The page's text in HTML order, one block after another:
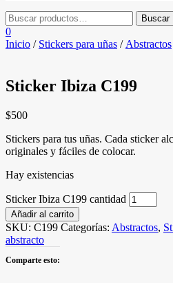
0
Inicio / Stickers para uñas / Abstractos
Sticker Ibiza C199
$500
Stickers para tus uñas. Cada sticker
originales y fáciles de colocar.
Hay existencias
Sticker Ibiza C199 cantidad
Añadir al carrito
SKU: C199 Categorías: Abstractos,
abstracto
Comparte esto: